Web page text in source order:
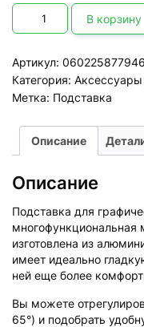
Количество
товара
Подставка
планшетов
XP-
Pen
AC18
В корзину
Артикул:
Категория:
Метка: Подставка
Описание
Описание
Подставка для
многофункциональная
изготовлена из
имеет идеально
ней еще более
Вы можете
65°) и подобрать